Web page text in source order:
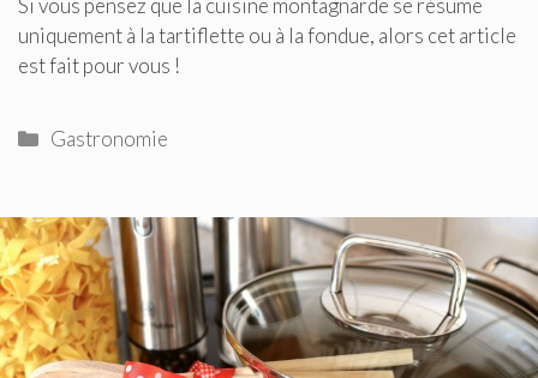
uniquement à la tartiflette ou à la fondue, alors cet article
est fait pour vous !
Catégories
Gastronomie